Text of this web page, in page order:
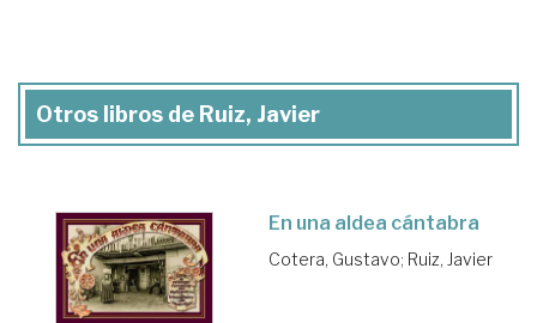
Otros libros de Ruiz, Javier
En una aldea cántabra
Cotera, Gustavo; Ruiz, Javier